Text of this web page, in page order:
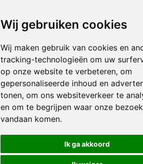
Wij gebruiken cookies
Wij maken gebruik van cookies en
tracking-technologieën om uw
op onze website te verbeteren, om
gepersonaliseerde inhoud en
tonen, om ons websiteverkeer te
en om te begrijpen waar onze
vandaan komen.
Ik ga akkoord